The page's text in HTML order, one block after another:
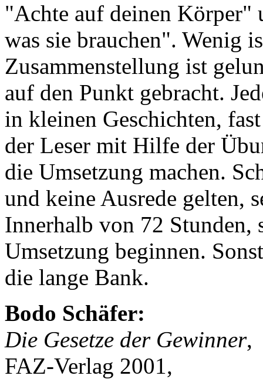
"Achte auf deinen Körper"
was sie brauchen". Wenig
Zusammenstellung ist
auf den Punkt gebracht.
in kleinen Geschichten,
der Leser mit Hilfe der
die Umsetzung machen.
und keine Ausrede gelten,
Innerhalb von 72 Stunden,
Umsetzung beginnen.
die lange Bank.
Bodo Schäfer:
Die Gesetze der Gewinner,
FAZ-Verlag 2001,